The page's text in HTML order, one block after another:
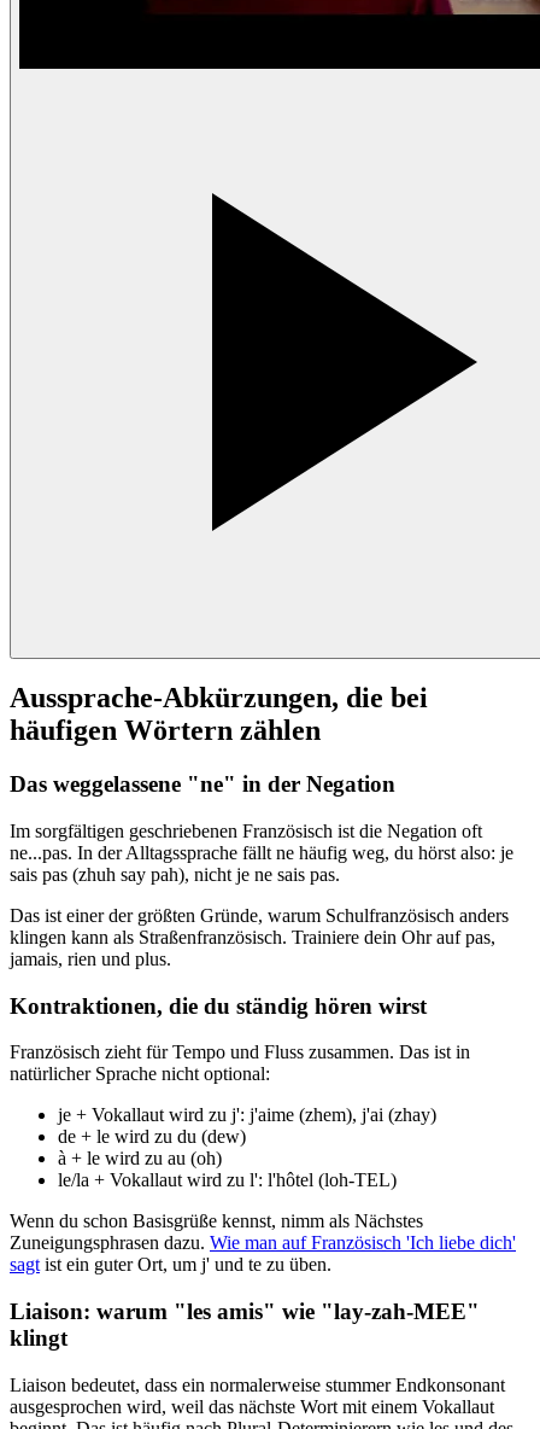
Aussprache-Abkürzungen, die bei
häufigen Wörtern zählen
Das weggelassene "ne" in der Negation
Im sorgfältigen geschriebenen Französisch ist die Negation oft
ne...pas. In der Alltagssprache fällt ne häufig weg, du hörst also: je
sais pas (zhuh say pah), nicht je ne sais pas.
Das ist einer der größten Gründe, warum Schulfranzösisch anders
klingen kann als Straßenfranzösisch. Trainiere dein Ohr auf pas,
jamais, rien und plus.
Kontraktionen, die du ständig hören wirst
Französisch zieht für Tempo und Fluss zusammen. Das ist in
natürlicher Sprache nicht optional:
je + Vokallaut wird zu j': j'aime (zhem), j'ai (zhay)
de + le wird zu du (dew)
à + le wird zu au (oh)
le/la + Vokallaut wird zu l': l'hôtel (loh-TEL)
Wenn du schon Basisgrüße kennst, nimm als Nächstes
Zuneigungsphrasen dazu. Wie man auf Französisch 'Ich liebe dich'
sagtist ein guter Ort, um j' und te zu üben.
Liaison: warum "les amis" wie "lay-zah-MEE"
klingt
Liaison bedeutet, dass ein normalerweise stummer Endkonsonant
ausgesprochen wird, weil das nächste Wort mit einem Vokallaut